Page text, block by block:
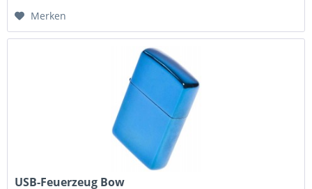
Merken
USB-Feuerzeug Bow